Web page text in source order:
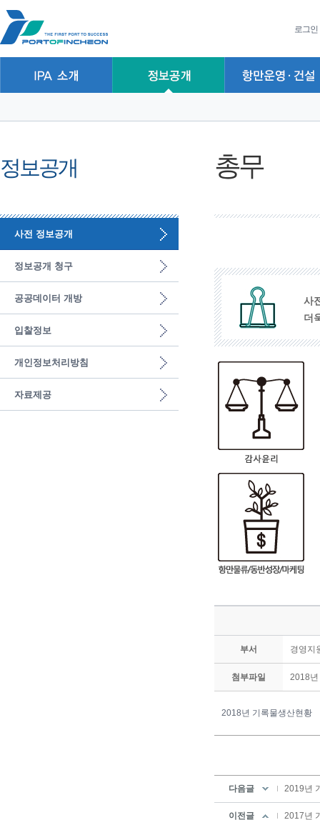
로그인
정보공개
사전 정보공개
정보공개 청구
공공데이터 개방
입찰정보
개인정보처리방침
자료제공
총무
사
더
부서 경영지
첨부파일 2018
2018년 기록물생산현황
다음글 2019년
이전글 2017년